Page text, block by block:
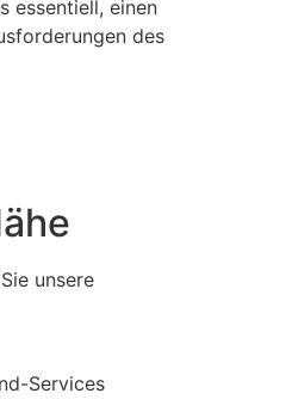
essentiell, einen
des
unsere
Services